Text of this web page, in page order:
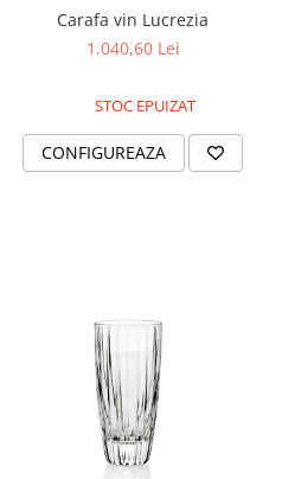
ARRIS
CELESTIAL PLATINUM
JASPER CONRAN GOLD
RENAISSANCE GOLD
SIGNET PLATINUM
CELESTIAL GOLD
CHINOISERIE WHITE
JASPER CONRAN WHITE
Carafa vin Lucrezia
1.040,60 Lei
STOC EPUIZAT
CONFIGUREAZA